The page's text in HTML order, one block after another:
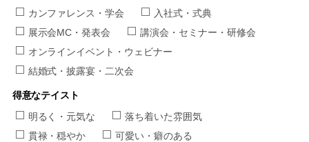
カンファレンス・学会
入社式・式典
展示会MC・発表会
講演会・セミナー・研修会
オンラインイベント・ウェビナー
結婚式・披露宴・二次会
得意なテイスト
明るく・元気な
落ち着いた雰囲気
貫禄・穏やか
可愛い・癖のある